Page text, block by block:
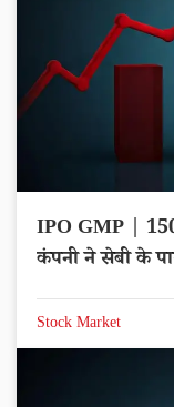
IPO GMP |
कंपनी ने सेबी के
Stock Market